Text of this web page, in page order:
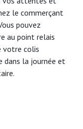
le commerçant
pouvez
au point relais
votre colis
dans la journée et